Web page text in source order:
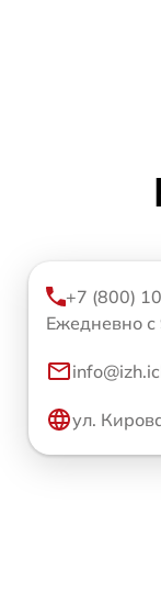
+7 (800)
Ежедневно
ул.